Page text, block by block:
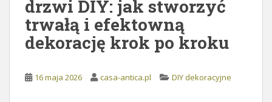
drzwi DIY: jak stworzyć
trwałą i efektowną
dekorację krok po kroku
16 maja 2026 casa-antica.pl DIY dekoracyjne